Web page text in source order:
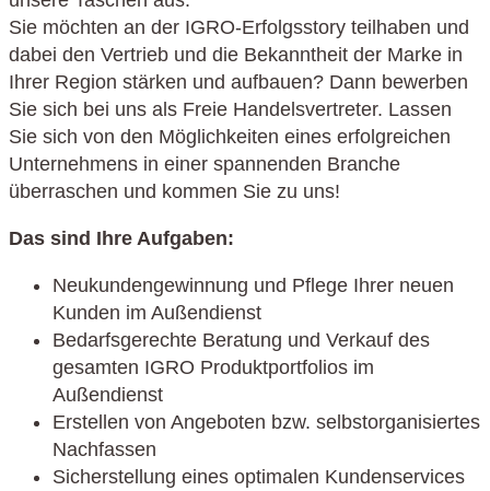
Sie möchten an der IGRO-Erfolgsstory teilhaben und
dabei den Vertrieb und die Bekanntheit der Marke in
Ihrer Region stärken und aufbauen? Dann bewerben
Sie sich bei uns als Freie Handelsvertreter. Lassen
Sie sich von den Möglichkeiten eines erfolgreichen
Unternehmens in einer spannenden Branche
überraschen und kommen Sie zu uns!
Das sind Ihre Aufgaben:
Neukundengewinnung und Pflege Ihrer neuen
Kunden im Außendienst
Bedarfsgerechte Beratung und Verkauf des
gesamten IGRO Produktportfolios im
Außendienst
Erstellen von Angeboten bzw. selbstorganisiertes
Nachfassen
Sicherstellung eines optimalen Kundenservices